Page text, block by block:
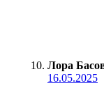
Лора
16.05.2025